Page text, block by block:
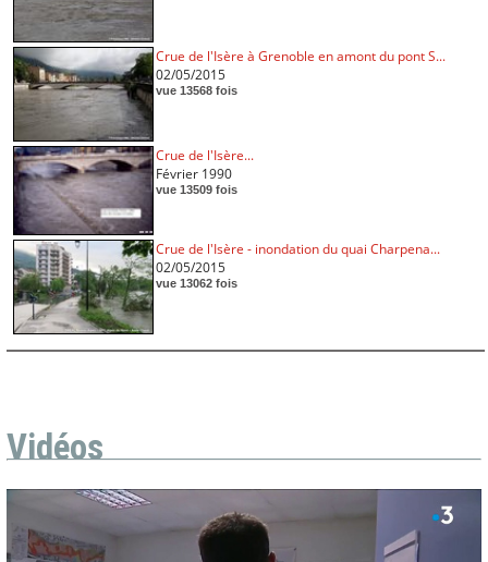
Crue de l'Isère à Grenoble en amont du pont S...
02/05/2015
vue 13568 fois
Crue de l'Isère...
Février 1990
vue 13509 fois
Crue de l'Isère - inondation du quai Charpena...
02/05/2015
vue 13062 fois
Vidéos